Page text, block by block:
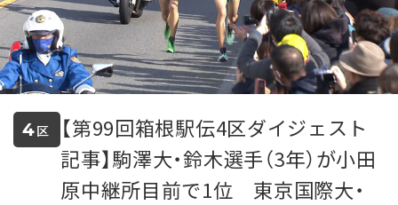
4区
【第99回箱根駅伝4区ダイジェスト
記事】駒澤大・鈴木選手（3年）が小田
原中継所目前で1位　東京国際大・